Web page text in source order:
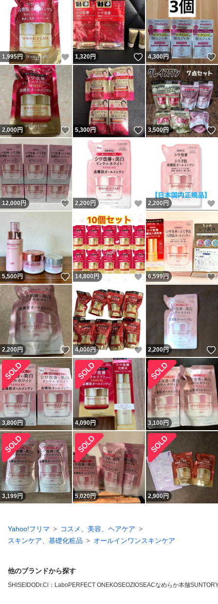
1,995円 いいね！
1,320円 いいね！
4,300円
2,000円 いいね！
5,300円 いいね！
3,500円
12,000円 いいね！
2,200 円 いいね！
2,200 円
5,500円 いいね！
14,800 円 いいね！
6,599円
2,200円 いいね！
4,000円 いいね！
2,200円
3,800円 4,090円 3,100円
3,199円 5,020円 2,900円
Yahoo!フリマ
コスメ、美容、ヘアケア
スキンケア、基礎化粧品
オールインワンスキンケア
他のブランドから探す
SHISEIDODr.Ci：LaboPERFECT ONEKOSEOZIOSEACなめらか本舗